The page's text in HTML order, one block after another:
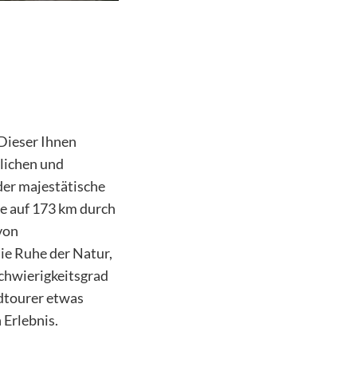
Ihnen
und
majestätische
auf 173 km durch
Ruhe der Natur,
etwas